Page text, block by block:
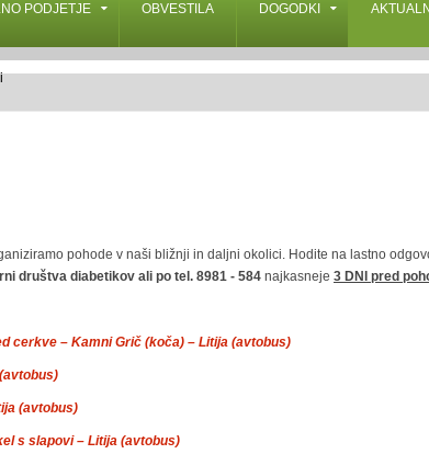
PODJETJE OBVESTILA DOGODKI
pohode v naši bližnji in daljni okolici. Hodite na lastno
društva diabetikov ali po tel. 8981 - 584 najkasneje 3 DNI pred
cerkve – Kamni Grič (koča) – Litija (avtobus)
(avtobus)
s slapovi – Litija (avtobus)